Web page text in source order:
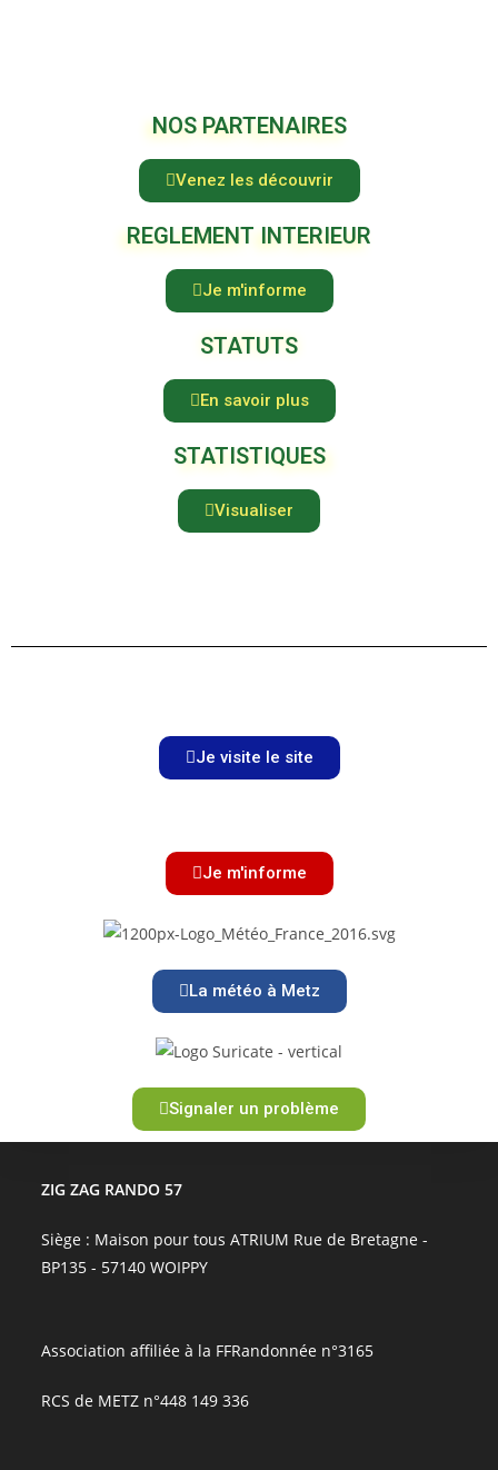
NOS PARTENAIRES
Venez les découvrir
REGLEMENT INTERIEUR
Je m'informe
STATUTS
En savoir plus
STATISTIQUES
Visualiser
Je visite le site
Je m'informe
La météo à Metz
Signaler un problème
ZIG ZAG RANDO 57
Siège : Maison pour tous ATRIUM Rue de Bretagne -
BP135 - 57140 WOIPPY
Association affiliée à la FFRandonnée n°3165
RCS de METZ n°448 149 336